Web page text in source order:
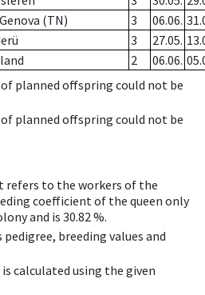
(TN) 3 06.06.
3 27.05.
2 06.06.
planned offspring could not be
planned offspring could not be
refers to the workers of the
coefficient of the queen only
and is 30.82 %.
pedigree, breeding values and
calculated using the given